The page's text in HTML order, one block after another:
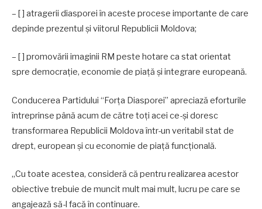
– [ ] atragerii diasporei în aceste procese importante de care
depinde prezentul şi viitorul Republicii Moldova;
– [ ] promovării imaginii RM peste hotare ca stat orientat
spre democraţie, economie de piaţă şi integrare europeană.
Conducerea Partidului “Forța Diasporei” apreciază eforturile
întreprinse până acum de către toţi acei ce-şi doresc
transformarea Republicii Moldova într-un veritabil stat de
drept, european şi cu economie de piaţă funcţională.
„Cu toate acestea, consideră că pentru realizarea acestor
obiective trebuie de muncit mult mai mult, lucru pe care se
angajează să-l facă în continuare.